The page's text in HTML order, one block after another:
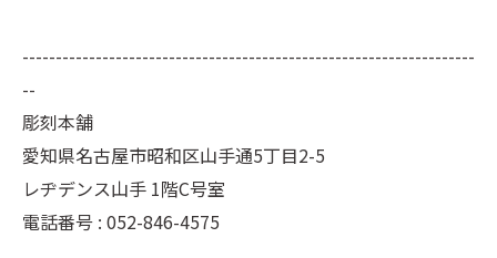
--------------------------------------------------------------------
--
彫刻本舗
愛知県名古屋市昭和区山手通5丁目2-5
レヂデンス山手 1階C号室
電話番号 : 052-846-4575